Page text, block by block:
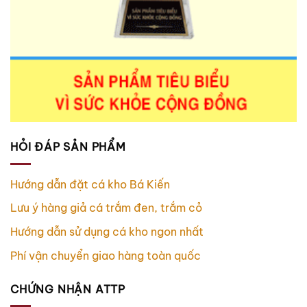
HỎI ĐÁP SẢN PHẨM
Hướng dẫn đặt cá kho Bá Kiến
Lưu ý hàng giả cá trắm đen, trắm cỏ
Hướng dẫn sử dụng cá kho ngon nhất
Phí vận chuyển giao hàng toàn quốc
CHỨNG NHẬN ATTP